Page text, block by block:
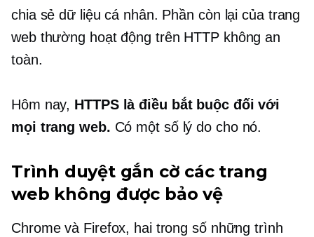
chia sẻ dữ liệu cá nhân. Phần còn lại của trang
web thường hoạt động trên HTTP không an
toàn.
Hôm nay, HTTPS là điều bắt buộc đối với
mọi trang web. Có một số lý do cho nó.
Trình duyệt gắn cờ các trang
web không được bảo vệ
Chrome và Firefox, hai trong số những trình